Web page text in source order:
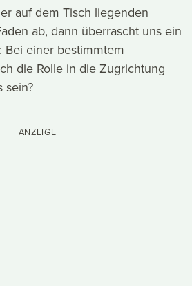
auf dem Tisch liegenden
ab, dann überrascht uns ein
Bei einer bestimmtem
die Rolle in die Zugrichtung
sein?
ANZEIGE